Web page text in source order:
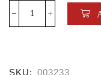
Toalla
Hig.Nosotras
cantidad
SKU: 003233